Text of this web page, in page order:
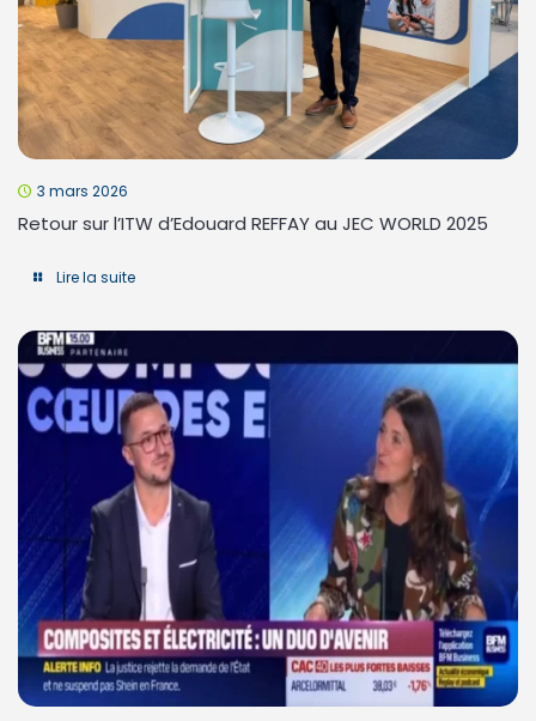
3 mars 2026
Retour sur l’ITW d’Edouard REFFAY au JEC WORLD 2025
Lire la suite